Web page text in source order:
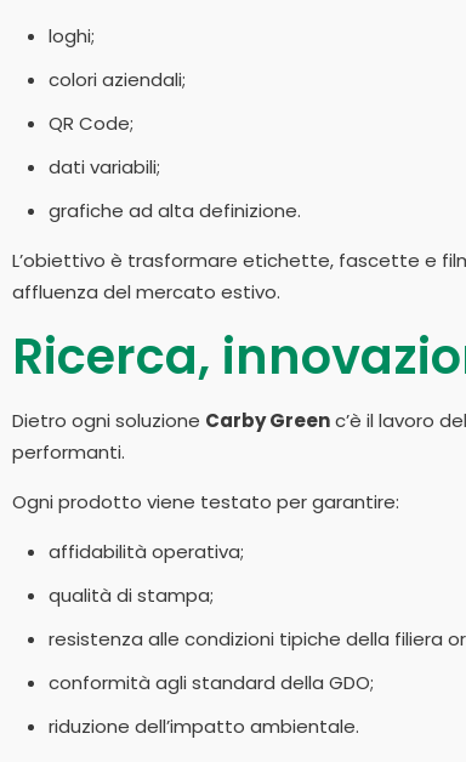
loghi;
colori aziendali;
QR Code;
dati variabili;
grafiche ad alta definizione.
L’obiettivo è trasformare etichette, fascette e
affluenza del mercato estivo.
Ricerca,
Dietro ogni soluzione Carby Greenc’è il lavoro
performanti.
Ogni prodotto viene testato per garantire:
affidabilità operativa;
qualità di stampa;
resistenza alle condizioni tipiche della filiera
conformità agli standard della GDO;
riduzione dell’impatto ambientale.